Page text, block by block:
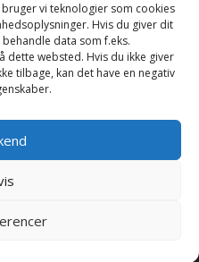
vi teknologier som cookies
Hvis du giver dit
data som f.eks.
websted. Hvis du ikke giver
tilbage, kan det have en negativ
by TemplatesNext.